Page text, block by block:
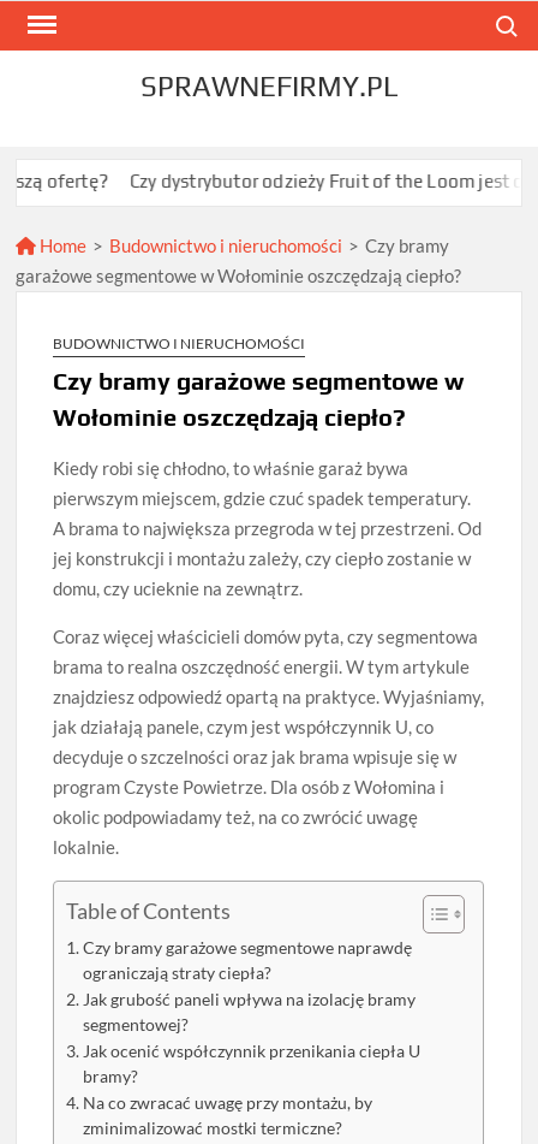
Skip
SPRAWNEFIRMY.PL
Czy dystrybutor odzieży Fruit of the Loom jest opłacalny
Home > Budownictwo i nieruchomości > Czy bramy
garażowe segmentowe w Wołominie oszczędzają ciepło?
BUDOWNICTWO I NIERUCHOMOŚCI
Czy bramy garażowe segmentowe w
Wołominie oszczędzają ciepło?
Kiedy robi się chłodno, to właśnie garaż bywa
pierwszym miejscem, gdzie czuć spadek temperatury.
A brama to największa przegroda w tej przestrzeni. Od
jej konstrukcji i montażu zależy, czy ciepło zostanie w
domu, czy ucieknie na zewnątrz.
Coraz więcej właścicieli domów pyta, czy segmentowa
brama to realna oszczędność energii. W tym artykule
znajdziesz odpowiedź opartą na praktyce. Wyjaśniamy,
jak działają panele, czym jest współczynnik U, co
decyduje o szczelności oraz jak brama wpisuje się w
program Czyste Powietrze. Dla osób z Wołomina i
okolic podpowiadamy też, na co zwrócić uwagę
lokalnie.
Table of Contents
Czy bramy garażowe segmentowe naprawdę
ograniczają straty ciepła?
Jak grubość paneli wpływa na izolację bramy
segmentowej?
Jak ocenić współczynnik przenikania ciepła U
bramy?
Na co zwracać uwagę przy montażu, by
zminimalizować mostki termiczne?